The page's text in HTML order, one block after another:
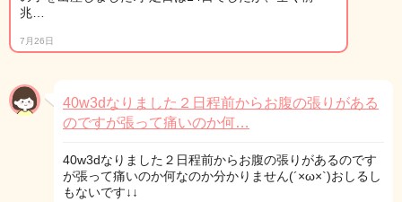
兆…
7月26日
40w3dなりました２日程前からお腹の張りがある
のですが張って痛いのか何…
40w3dなりました２日程前からお腹の張りがあるのです
が張って痛いのか何なのか分かりません(´×ω×`)おしるし
もないです↓↓